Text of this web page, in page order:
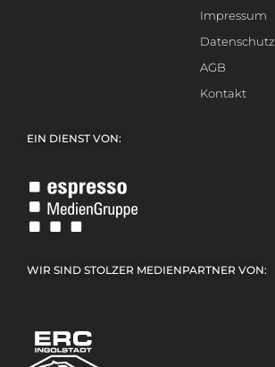
Impressum
Datenschutz
AGB
Kontakt
EIN DIENST VON:
WIR SIND STOLZER MEDIENPARTNER VON: